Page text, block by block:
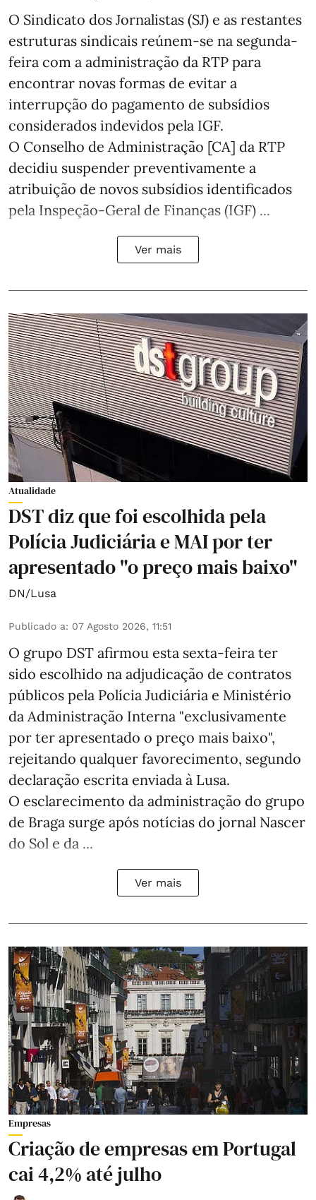
O Sindicato dos Jornalistas (SJ) e as restantes
estruturas sindicais reúnem-se na segunda-
feira com a administração da RTP para
encontrar novas formas de evitar a
interrupção do pagamento de subsídios
considerados indevidos pela IGF.
O Conselho de Administração [CA] da RTP
decidiu suspender preventivamente a
atribuição de novos subsídios identificados
pela Inspeção-Geral de Finanças (IGF) ...
Ver mais
Atualidade
DST diz que foi escolhida pela
Polícia Judiciária e MAI por ter
apresentado "o preço mais baixo"
DN/Lusa
Publicado a: 07 Agosto 2026, 11:51
O grupo DST afirmou esta sexta-feira ter
sido escolhido na adjudicação de contratos
públicos pela Polícia Judiciária e Ministério
da Administração Interna "exclusivamente
por ter apresentado o preço mais baixo",
rejeitando qualquer favorecimento, segundo
declaração escrita enviada à Lusa.
O esclarecimento da administração do grupo
de Braga surge após notícias do jornal Nascer
do Sol e da ...
Ver mais
Empresas
Criação de empresas em Portugal
cai 4,2% até julho